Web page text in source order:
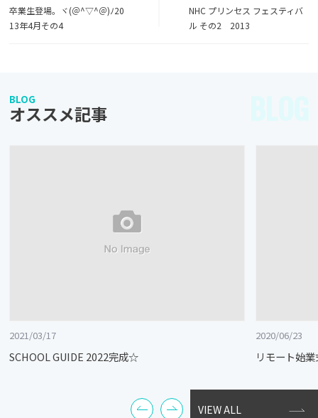
卒業生登場。ヾ(＠^▽^＠)ﾉ20
13年4月その4
NHC プリンセス フェスティバ
ル その2 2013
BLOG
オススメ記事
2021/03/17
SCHOOL GUIDE 2022完成☆
2020/06/23
リモート始
VIEW ALL